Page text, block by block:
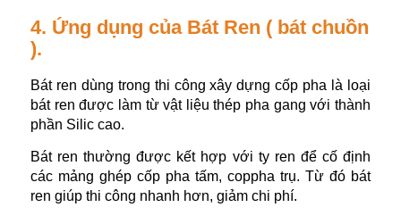
4. Ứng dụng của Bát Ren ( bát chuồn
).
Bát ren dùng trong thi công xây dựng cốp pha là loại
bát ren được làm từ vật liệu thép pha gang với thành
phần Silic cao.
Bát ren thường được kết hợp với ty ren để cố định
các mảng ghép cốp pha tấm, coppha trụ. Từ đó bát
ren giúp thi công nhanh hơn, giảm chi phí.